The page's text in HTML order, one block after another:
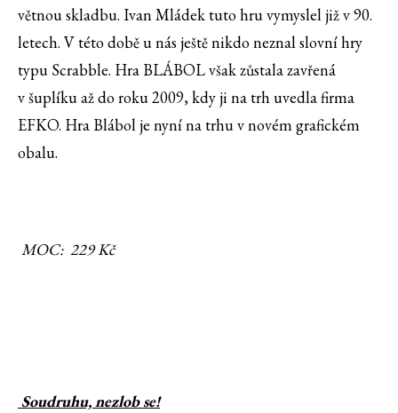
větnou skladbu. Ivan Mládek tuto hru vymyslel již v 90.
letech. V této době u nás ještě nikdo neznal slovní hry
typu Scrabble. Hra BLÁBOL však zůstala zavřená
v šuplíku až do roku 2009, kdy ji na trh uvedla firma
EFKO. Hra Blábol je nyní na trhu v novém grafickém
obalu.
MOC: 229 Kč
Soudruhu, nezlob se!